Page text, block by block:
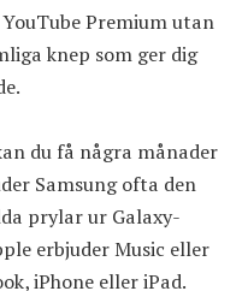
Premium utan
knep som ger dig
du få några månader
Samsung ofta den
prylar ur Galaxy-
erbjuder Music eller
iPhone eller iPad.